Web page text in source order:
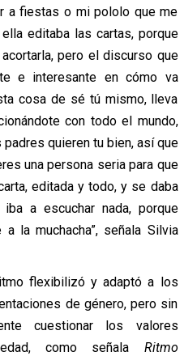
a fiestas o mi pololo que me
editaba las cartas, porque
pero el discurso que
e interesante en cómo va
cosa de sé tú mismo, lleva
con todo el mundo,
quieren tu bien, así que
una persona seria para que
editada y todo, y se daba
a escuchar nada, porque
la muchacha”, señala Silvia
flexibilizó y adaptó a los
de género, pero sin
cuestionar los valores
como señala Ritmo